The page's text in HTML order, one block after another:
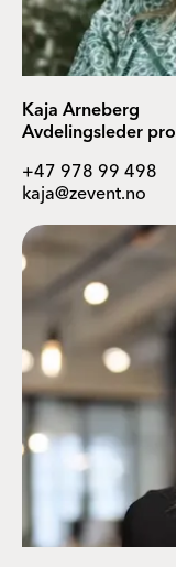
Kaja Arneberg
Avdelingsleder
+47 978 99 498
kaja@zevent.no